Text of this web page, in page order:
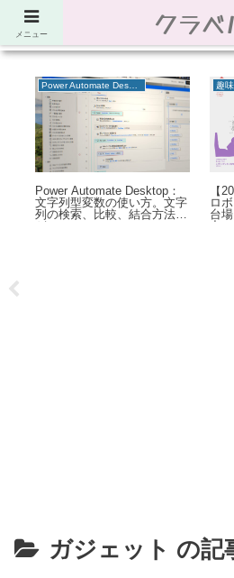
節約、こだわり、使い道。「決め手」がわか
多なブログ
の実物大
＋α！お
ゃない迫
Power Automate Desktop
Power Automate Desktop：
サブフローに引数を指定する
方法について確認してみた
ガジェット の記
メニュー クラベ